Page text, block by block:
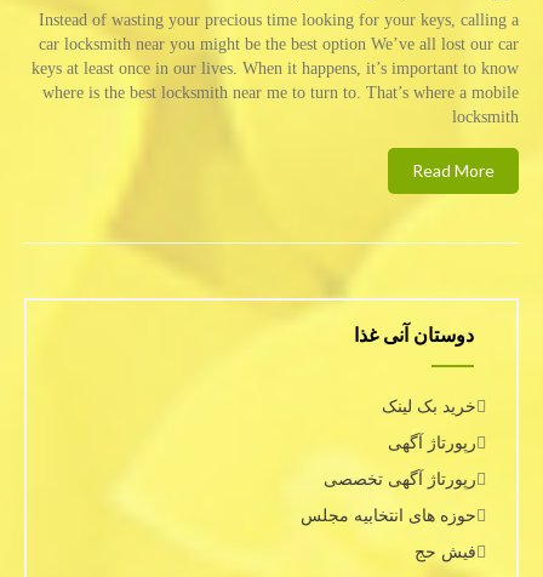
Instead of wasting your precious time looking for your keys, calling a
car locksmith near you might be the best option We’ve all lost our car
keys at least once in our lives. When it happens, it’s important to know
where is the best locksmith near me to turn to. That’s where a mobile
locksmith
Read More
دوستان آنی غذا
خرید بک لینک
رپورتاژ آگهی
رپورتاژ آگهی تخصصی
حوزه های انتخابیه مجلس
فیش حج